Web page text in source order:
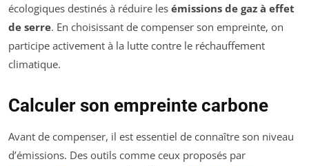
écologiques destinés à réduire les émissions de gaz à effet
de serre. En choisissant de compenser son empreinte, on
participe activement à la lutte contre le réchauffement
climatique.
Calculer son empreinte carbone
Avant de compenser, il est essentiel de connaître son niveau
d’émissions. Des outils comme ceux proposés par